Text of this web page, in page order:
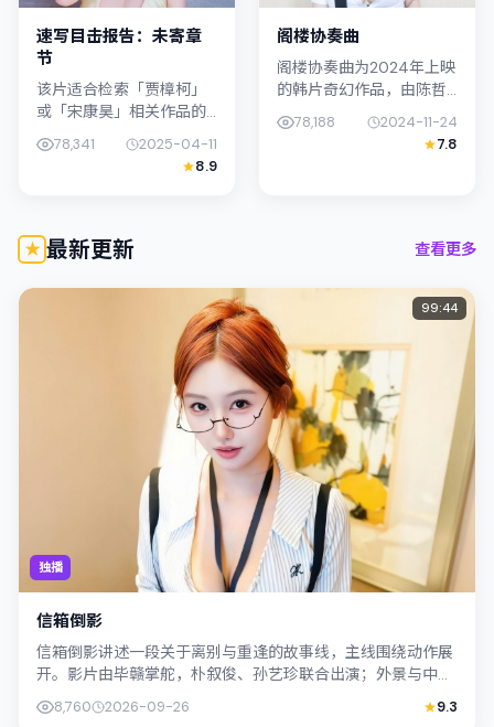
速写目击报告：未寄章
节
该片适合检索「贾樟柯」
或「宋康昊」相关作品的
观众：速写目击报告：未
寄章节在2025年发行，类
型上归入战争，叙事焦点
78,341
2025-04-11
8.9
阁楼协奏曲
阁楼协奏曲为2024年上映
的韩片奇幻作品，由陈哲
艺执导。影片以真实细腻
的笔触描写普通人处境，
周迅与陈湘琪的对手戏张
78,188
2024-11-24
7.8
最新更新 查看更多
独播
99:44
信箱倒影
信箱倒影讲述一段关于离别与重逢的故事线，主线围绕动作展
开。影片由毕赣掌舵，朴叙俊、孙艺珍联合出演；外景与中国
大陆的城市纹理紧密结合，摄影与配乐互...
8,760 2026-09-26 9.3